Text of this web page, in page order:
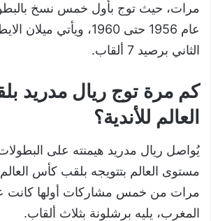
مرات، حيث توج بأول خمس نسخ
عام 1956 حتى 1960، ويأتي
الثاني برصيد 7 ألقاب.
كم مرة توج ريال مدريد
العالم للأندية؟
يُواصل ريال مدريد هيمنته على
مستوى العالم بتتويجه بلقب كأس
المغرب، يليه برشلونة بثلاث ألقاب.